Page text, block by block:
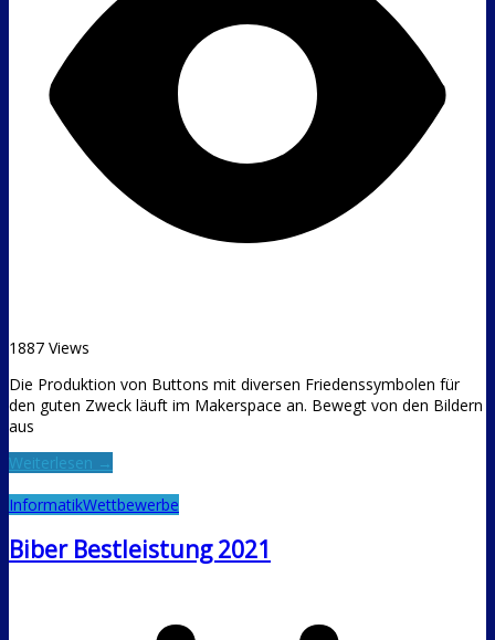
1887 Views
Die Produktion von Buttons mit diversen Friedenssymbolen für
den guten Zweck läuft im Makerspace an. Bewegt von den Bildern
aus
Weiterlesen →
InformatikWettbewerbe
Biber Bestleistung 2021